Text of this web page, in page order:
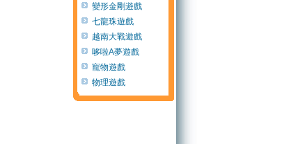
變形金剛遊戲
七龍珠遊戲
越南大戰遊戲
哆啦A夢遊戲
寵物遊戲
物理遊戲